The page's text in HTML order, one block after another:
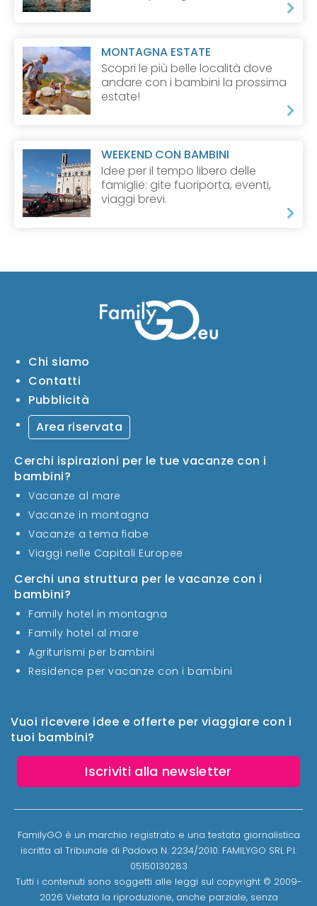
MONTAGNA ESTATE
Scopri le più belle località dove
andare con i bambini la prossima
estate!
WEEKEND CON BAMBINI
Idee per il tempo libero delle
famiglie: gite fuoriporta, eventi,
viaggi brevi.
Vuoi ricevere idee e offerte per viaggiare con i
tuoi bambini?
Iscriviti alla newsletter
Chi siamo
Contatti
Pubblicità
Area riservata
Cerchi ispirazioni per le tue vacanze con i
bambini?
Vacanze al mare
Vacanze in montagna
Vacanze a tema fiabe
Viaggi nelle Capitali Europee
Cerchi una struttura per le vacanze con i
bambini?
Family hotel in montagna
Family hotel al mare
Agriturismi per bambini
Residence per vacanze con i bambini
FamilyGO è un marchio registrato e una testata giornalistica
iscritta al Tribunale di Padova N. 2234/2010. FAMILYGO SRL P.I.
05150130283
Tutti i contenuti sono soggetti alle leggi sul copyright © 2009-
2026 Vietata la riproduzione, anche parziale, senza